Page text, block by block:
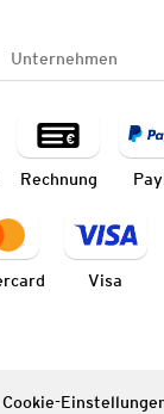
Unternehmen
Rechnung
Visa
Cookie-